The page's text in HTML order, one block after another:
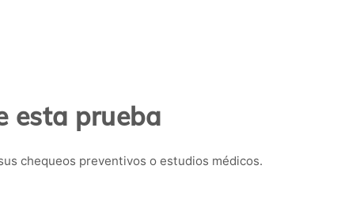
esta prueba
chequeos preventivos o estudios médicos.